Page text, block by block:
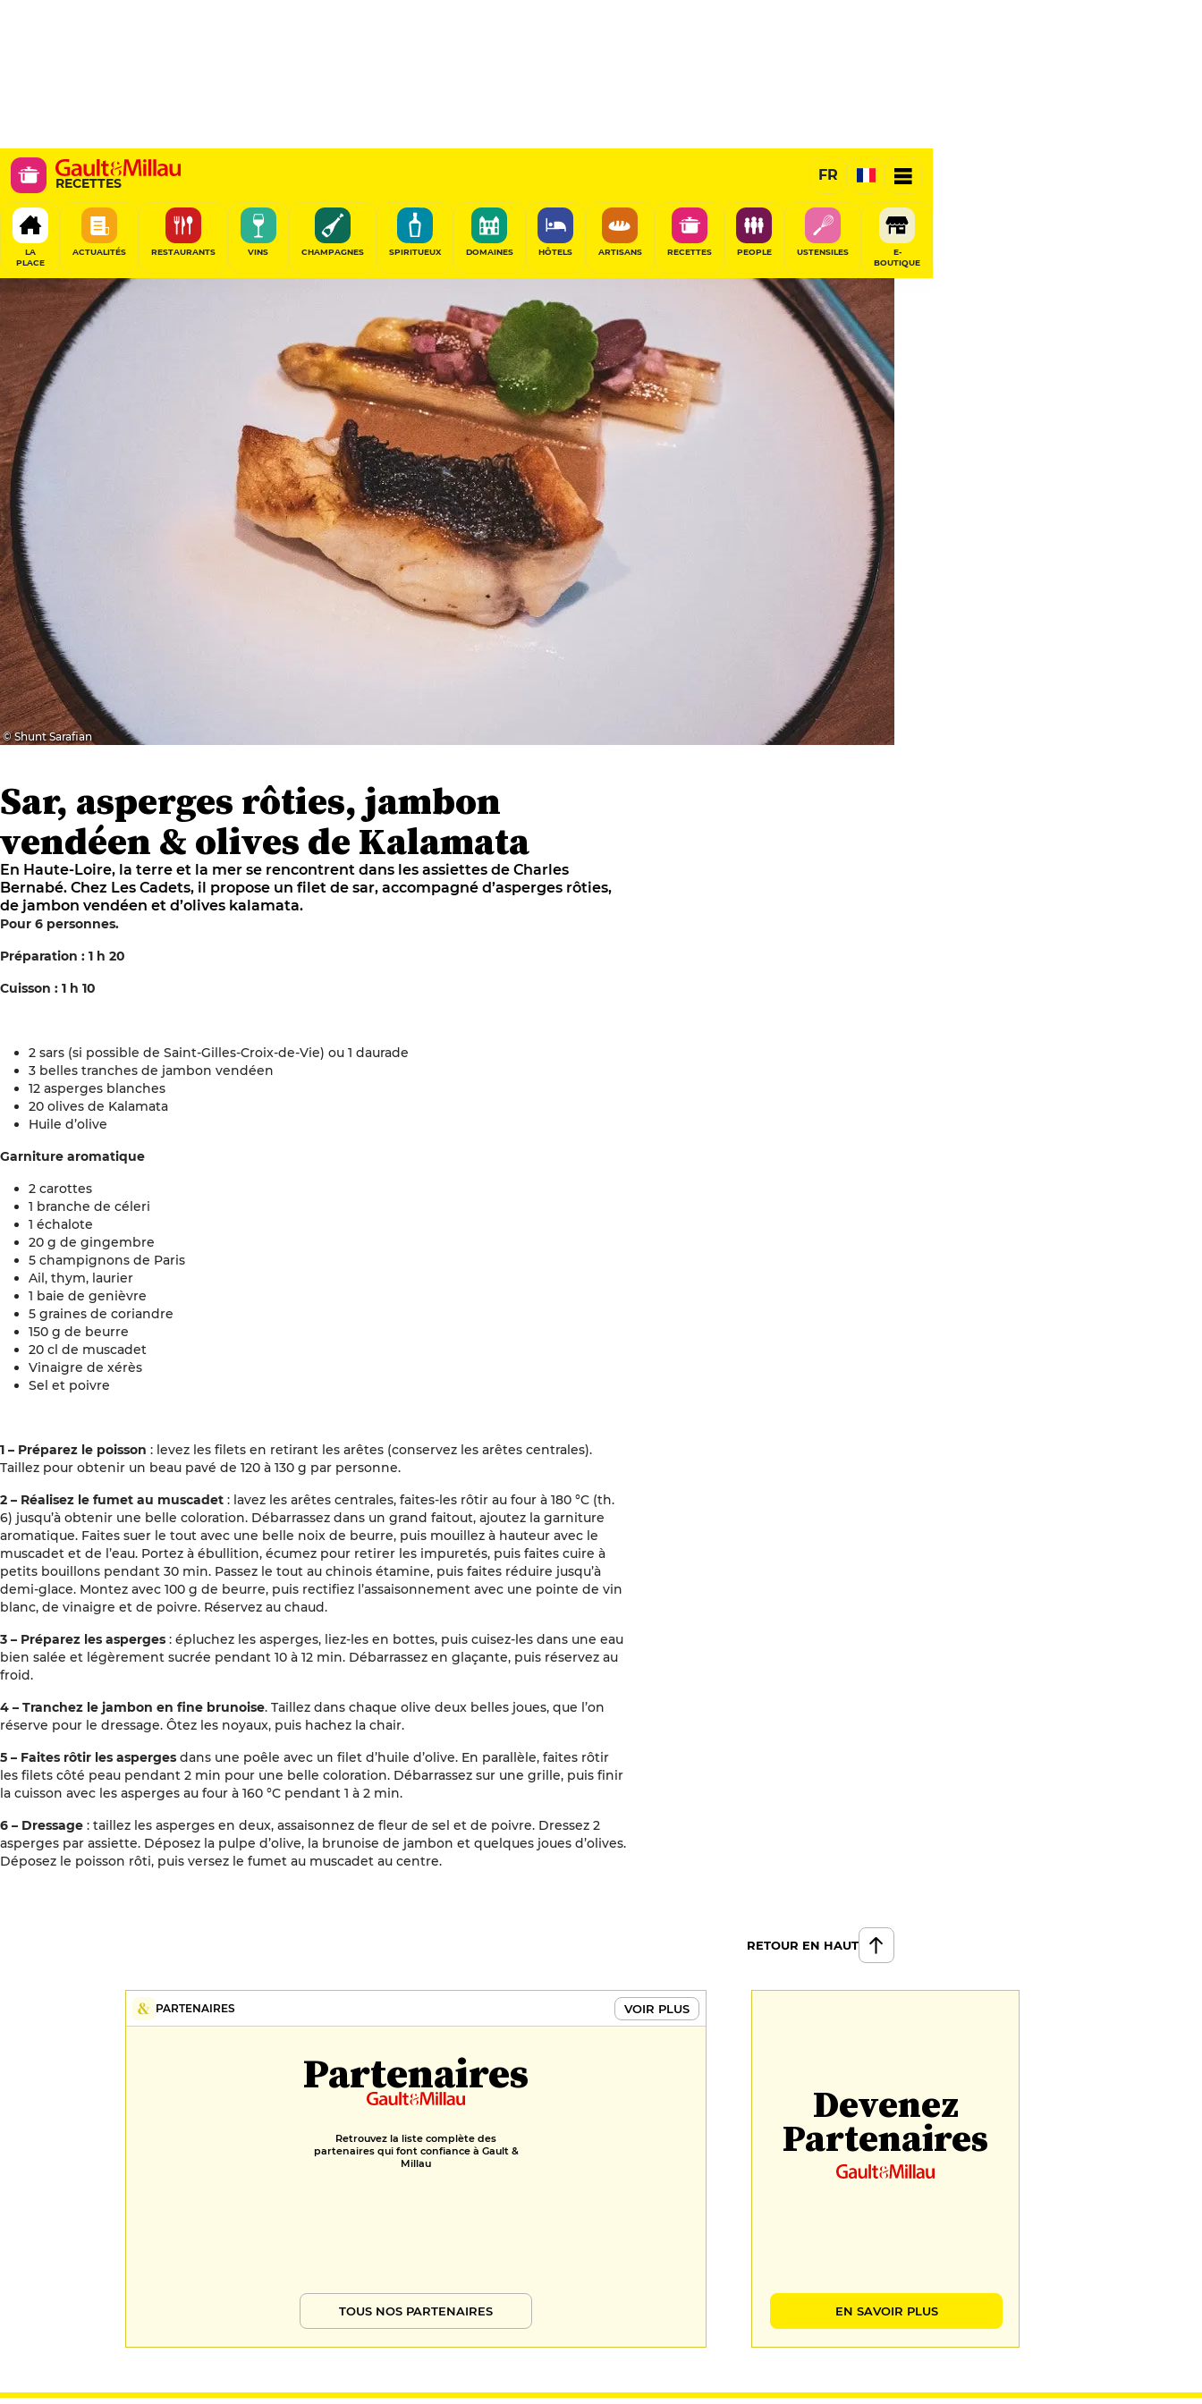
RECETTES
FR
LA
PLACE
ACTUALITÉS RESTAURANTS VINS CHAMPAGNES SPIRITUEUX DOMAINES HÔTELS ARTISANS RECETTES PEOPLE USTENSILES
E-
BOUTIQUE
© Shunt Sarafian
Sar, asperges rôties, jambon
vendéen & olives de Kalamata
En Haute-Loire, la terre et la mer se rencontrent dans les assiettes de Charles
Bernabé. Chez Les Cadets, il propose un filet de sar, accompagné d’asperges rôties,
de jambon vendéen et d’olives kalamata.
Pour 6 personnes.
Préparation : 1 h 20
Cuisson : 1 h 10
2 sars (si possible de Saint-Gilles-Croix-de-Vie) ou 1 daurade
3 belles tranches de jambon vendéen
12 asperges blanches
20 olives de Kalamata
Huile d’olive
Garniture aromatique
2 carottes
1 branche de céleri
1 échalote
20 g de gingembre
5 champignons de Paris
Ail, thym, laurier
1 baie de genièvre
5 graines de coriandre
150 g de beurre
20 cl de muscadet
Vinaigre de xérès
Sel et poivre
1 – Préparez le poisson : levez les filets en retirant les arêtes (conservez les arêtes centrales).
Taillez pour obtenir un beau pavé de 120 à 130 g par personne.
2 – Réalisez le fumet au muscadet : lavez les arêtes centrales, faites-les rôtir au four à 180 °C (th.
6) jusqu’à obtenir une belle coloration. Débarrassez dans un grand faitout, ajoutez la garniture
aromatique. Faites suer le tout avec une belle noix de beurre, puis mouillez à hauteur avec le
muscadet et de l’eau. Portez à ébullition, écumez pour retirer les impuretés, puis faites cuire à
petits bouillons pendant 30 min. Passez le tout au chinois étamine, puis faites réduire jusqu’à
demi-glace. Montez avec 100 g de beurre, puis rectifiez l’assaisonnement avec une pointe de vin
blanc, de vinaigre et de poivre. Réservez au chaud.
3 – Préparez les asperges : épluchez les asperges, liez-les en bottes, puis cuisez-les dans une eau
bien salée et légèrement sucrée pendant 10 à 12 min. Débarrassez en glaçante, puis réservez au
froid.
4 – Tranchez le jambon en fine brunoise. Taillez dans chaque olive deux belles joues, que l’on
réserve pour le dressage. Ôtez les noyaux, puis hachez la chair.
5 – Faites rôtir les asperges dans une poêle avec un filet d’huile d’olive. En parallèle, faites rôtir
les filets côté peau pendant 2 min pour une belle coloration. Débarrassez sur une grille, puis finir
la cuisson avec les asperges au four à 160 °C pendant 1 à 2 min.
6 – Dressage : taillez les asperges en deux, assaisonnez de fleur de sel et de poivre. Dressez 2
asperges par assiette. Déposez la pulpe d’olive, la brunoise de jambon et quelques joues d’olives.
Déposez le poisson rôti, puis versez le fumet au muscadet au centre.
RETOUR EN HAUT
PARTENAIRES VOIR PLUS
Partenaires
Retrouvez la liste complète des
partenaires qui font confiance à Gault &
Millau
TOUS NOS PARTENAIRES
Devenez
Partenaires
EN SAVOIR PLUS